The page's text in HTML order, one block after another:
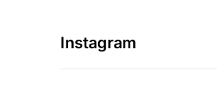
Instagram